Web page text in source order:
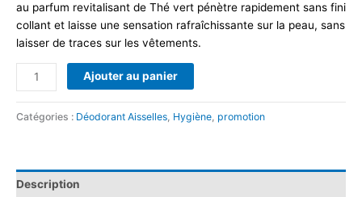
au parfum revitalisant de Thé vert pénètre rapidement sans fini
collant et laisse une sensation rafraîchissante sur la peau, sans
laisser de traces sur les vêtements.
Ajouter au panier
Catégories : Déodorant Aisselles Hygiène promotion
Description